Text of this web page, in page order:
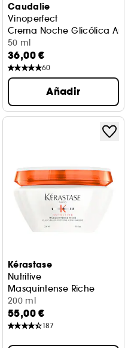
Caudalie
Vinoperfect
Crema Noche Glicólica
50 ml
36,00 €
60
Añadir
Kérastase
Nutritive
Masquintense Riche
200 ml
55,00 €
187